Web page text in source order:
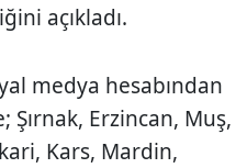
açıkladı.
medya hesabından
Şırnak, Erzincan, Muş,
Kars, Mardin,